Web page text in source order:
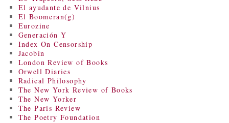
El ayudante de Vilnius
El Boomeran(g)
Eurozine
Generación Y
Index On Censorship
Jacobin
London Review of Books
Orwell Diaries
Radical Philosophy
The New York Review of Books
The New Yorker
The Paris Review
The Poetry Foundation